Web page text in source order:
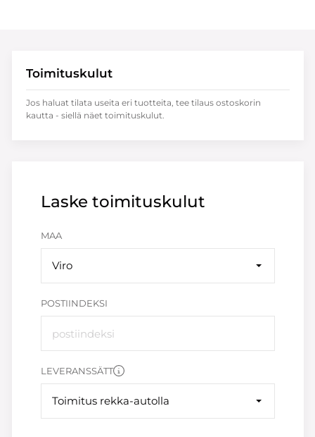
Laske toimituskulut
MAA
Viro
POSTIINDEKSI
LEVERANSSÄTT
Toimitus rekka-autolla
Toimituskulut
Jos haluat tilata useita eri tuotteita, tee tilaus ostoskorin
kautta - siellä näet toimituskulut.